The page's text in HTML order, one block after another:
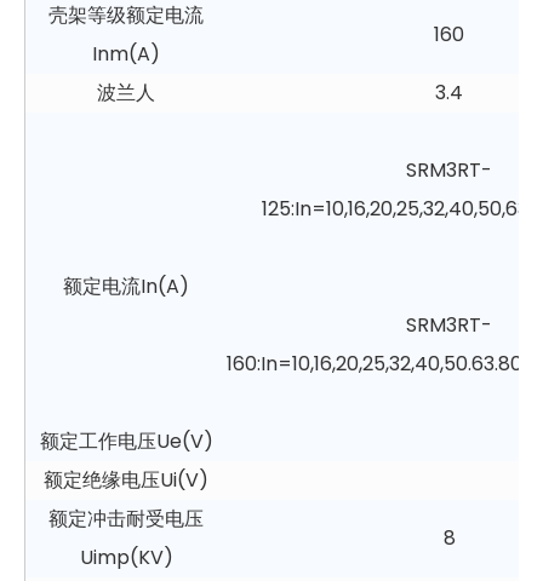
壳架等级额定电流
Inm(A)
160
波兰人 3.4
额定电流In(A)
SRM3RT-
SRM3RT-
额定工作电压Ue(V)
额定绝缘电压Ui(V)
额定冲击耐受电压
Uimp(KV)
8